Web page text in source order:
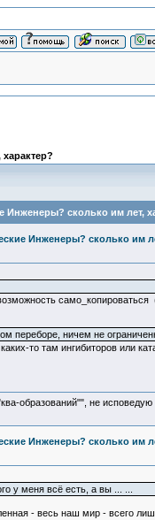
Инженеры? сколько им лет,
Инженеры? сколько им
переборе, ничем не
то там ингибиторов или
образований"", не
Инженеры? сколько им
у меня всё есть, а вы ... ...
- весь наш мир - всего